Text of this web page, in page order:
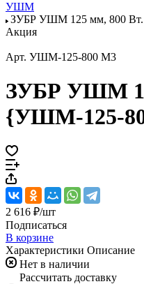
УШМ
ЗУБР УШМ 125 мм, 800
Акция
Арт. УШМ-125-800 М3
ЗУБР УШМ
{УШМ-125-
2 616 ₽/шт
Подписаться
В корзине
Характеристики Описание
Нет в наличии
Рассчитать доставку